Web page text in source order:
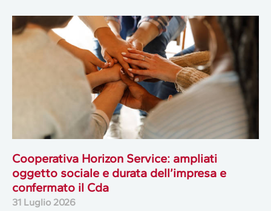
Cooperativa Horizon Service: ampliati
oggetto sociale e durata dell’impresa e
confermato il Cda
31 Luglio 2026